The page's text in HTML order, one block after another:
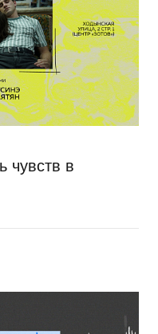
чувств в